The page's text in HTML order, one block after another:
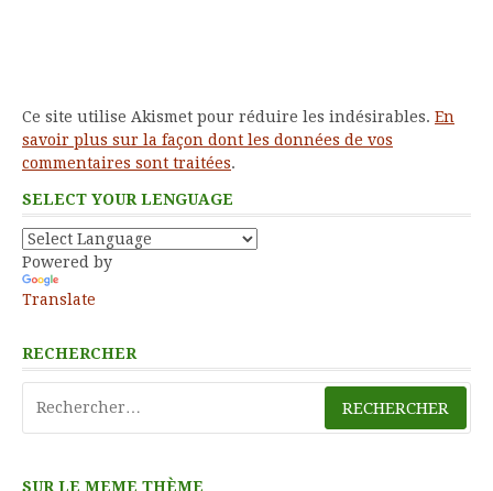
Ce site utilise Akismet pour réduire les indésirables. En
savoir plus sur la façon dont les données de vos
commentaires sont traitées.
SELECT YOUR LENGUAGE
Powered by
Translate
RECHERCHER
SUR LE MEME THÈME